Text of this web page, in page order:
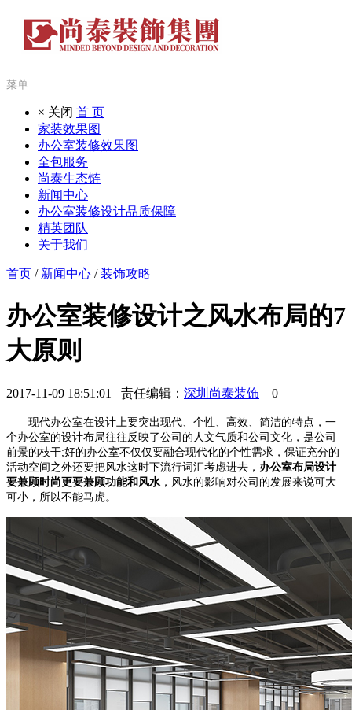
菜单
× 关闭 首 页
家装效果图
办公室装修效果图
全包服务
尚泰生态链
新闻中心
办公室装修设计品质保障
精英团队
关于我们
首页 / 新闻中心 /装饰攻略
办公室装修设计之风水布局的7
大原则
2017-11-09 18:51:01 责任编辑： 深圳尚泰装饰 0
现代办公室在设计上要突出现代、个性、高效、简洁的特点，一
个办公室的设计布局往往反映了公司的人文气质和公司文化，是公司
前景的枝干;好的办公室不仅仅要融合现代化的个性需求，保证充分的
活动空间之外还要把风水这时下流行词汇考虑进去， 办公室布局设计
要兼顾时尚更要兼顾功能和风水 ，风水的影响对公司的发展来说可大
可小，所以不能马虎。